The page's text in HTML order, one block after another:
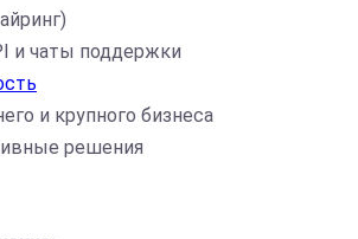
и чаты поддержки
и крупного бизнеса
решения